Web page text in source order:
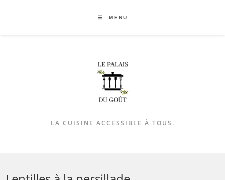
MENU
LA CUISINE ACCESSIBLE À TOUS.